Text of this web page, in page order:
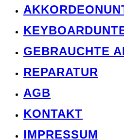
GEBRAUCHTE
REPARATUR
AGB
KONTAKT
IMPRESSUM